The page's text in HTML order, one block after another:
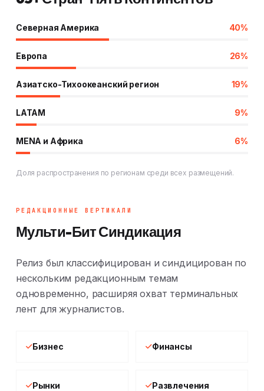
Северная Америка 40%
Европа 26%
Азиатско-Тихоокеанский регион 19%
LATAM 9%
MENA и Африка 6%
Доля распространения по регионам среди всех размещений.
РЕДАКЦИОННЫЕ ВЕРТИКАЛИ
Мульти-Бит Синдикация
Релиз был классифицирован и синдицирован по
нескольким редакционным темам
одновременно, расширяя охват терминальных
лент для журналистов.
Бизнес Финансы
Рынки Развлечения